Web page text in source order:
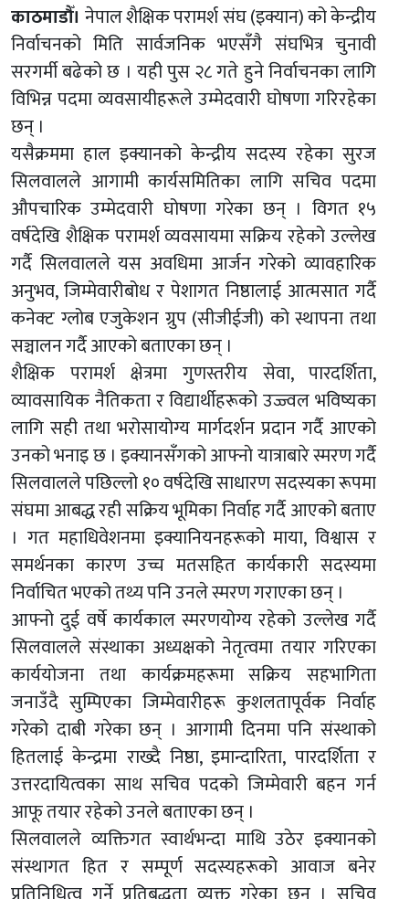
काठमाडौँ।नेपाल शैक्षिक परामर्श संघ (इक्यान) को केन्द्रीय
निर्वाचनको मिति सार्वजनिक भएसँगै संघभित्र चुनावी
सरगर्मी बढेको छ । यही पुस २८ गते हुने निर्वाचनका लागि
विभिन्न पदमा व्यवसायीहरूले उम्मेदवारी घोषणा गरिरहेका
छन् ।
यसैक्रममा हाल इक्यानको केन्द्रीय सदस्य रहेका सुरज
सिलवालले आगामी कार्यसमितिका लागि सचिव पदमा
औपचारिक उम्मेदवारी घोषणा गरेका छन् । विगत १५
वर्षदेखि शैक्षिक परामर्श व्यवसायमा सक्रिय रहेको उल्लेख
गर्दै सिलवालले यस अवधिमा आर्जन गरेको व्यावहारिक
अनुभव, जिम्मेवारीबोध र पेशागत निष्ठालाई आत्मसात गर्दै
कनेक्ट ग्लोब एजुकेशन ग्रुप (सीजीईजी) को स्थापना तथा
सञ्चालन गर्दै आएको बताएका छन् ।
शैक्षिक परामर्श क्षेत्रमा गुणस्तरीय सेवा, पारदर्शिता,
व्यावसायिक नैतिकता र विद्यार्थीहरूको उज्ज्वल भविष्यका
लागि सही तथा भरोसायोग्य मार्गदर्शन प्रदान गर्दै आएको
उनको भनाइ छ । इक्यानसँगको आफ्नाे यात्राबारे स्मरण गर्दै
सिलवालले पछिल्लो १० वर्षदेखि साधारण सदस्यका रूपमा
संघमा आबद्ध रही सक्रिय भूमिका निर्वाह गर्दै आएको बताए
। गत महाधिवेशनमा इक्यानियनहरूको माया, विश्वास र
समर्थनका कारण उच्च मतसहित कार्यकारी सदस्यमा
निर्वाचित भएको तथ्य पनि उनले स्मरण गराएका छन् ।
आफ्नो दुई वर्षे कार्यकाल स्मरणयोग्य रहेको उल्लेख गर्दै
सिलवालले संस्थाका अध्यक्षको नेतृत्वमा तयार गरिएका
कार्ययोजना तथा कार्यक्रमहरूमा सक्रिय सहभागिता
जनाउँदै सुम्पिएका जिम्मेवारीहरू कुशलतापूर्वक निर्वाह
गरेको दाबी गरेका छन् । आगामी दिनमा पनि संस्थाको
हितलाई केन्द्रमा राख्दै निष्ठा, इमान्दारिता, पारदर्शिता र
उत्तरदायित्वका साथ सचिव पदको जिम्मेवारी बहन गर्न
आफू तयार रहेको उनले बताएका छन् ।
सिलवालले व्यक्तिगत स्वार्थभन्दा माथि उठेर इक्यानको
संस्थागत हित र सम्पूर्ण सदस्यहरूको आवाज बनेर